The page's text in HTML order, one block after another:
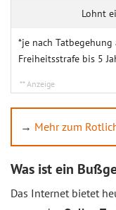
*je nach Tatbegehung
Freiheitsstrafe bis 5
→ Mehr zum
Was ist ein
Das Internet bietet